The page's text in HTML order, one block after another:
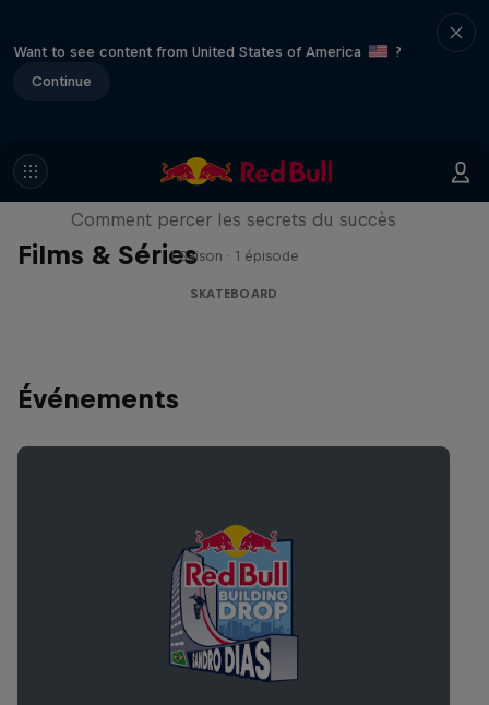
Want to see content from United States of America
?
Continue
Films & Séries
Visions of Greatness
Comment percer les secrets du succès
1 Saison · 1 épisode
SKATEBOARD
Événements